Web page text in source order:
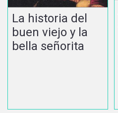
La historia del
buen viejo y la
bella señorita